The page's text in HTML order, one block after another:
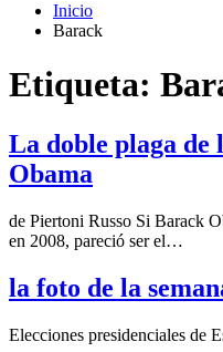
Inicio
Barack
Etiqueta:
La doble plaga
Obama
de Piertoni Russo Si Barack
en 2008, pareció ser el…
la foto de la
Elecciones presidenciales de